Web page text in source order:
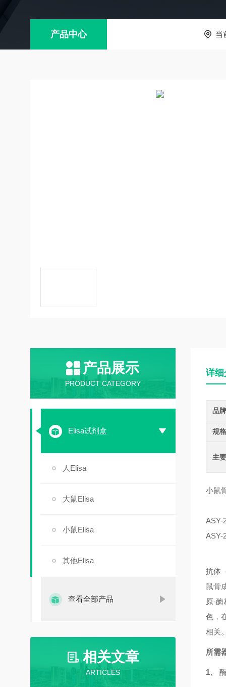
产品中心 当
产品展示
PRODUCT CATEGORY
Elisa试剂盒
人Elisa
大鼠Elisa
小鼠Elisa
其他Elisa
查看全部产品
相关文章
ARTICLES
详细
品
规
主
小鼠
ASY-
ASY-
抗体
鼠骨
原-
色，
相关
所需
1、